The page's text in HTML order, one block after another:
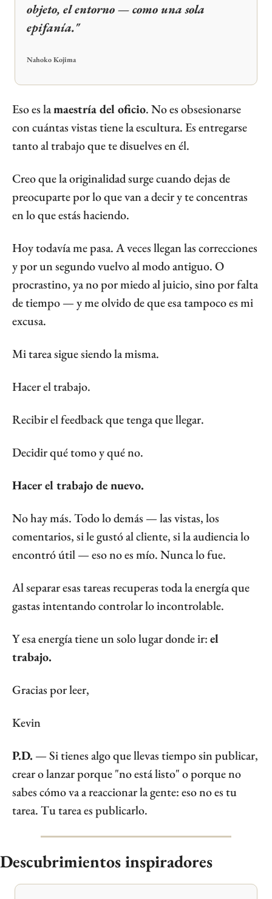
objeto, el entorno — como una sola
epifanía."
Nahoko Kojima
Eso es la maestría del oficio. No es obsesionarse
con cuántas vistas tiene la escultura. Es entregarse
tanto al trabajo que te disuelves en él.
Creo que la originalidad surge cuando dejas de
preocuparte por lo que van a decir y te concentras
en lo que estás haciendo.
Hoy todavía me pasa. A veces llegan las correcciones
y por un segundo vuelvo al modo antiguo. O
procrastino, ya no por miedo al juicio, sino por falta
de tiempo — y me olvido de que esa tampoco es mi
excusa.
Mi tarea sigue siendo la misma.
Hacer el trabajo.
Recibir el feedback que tenga que llegar.
Decidir qué tomo y qué no.
Hacer el trabajo de nuevo.
No hay más. Todo lo demás — las vistas, los
comentarios, si le gustó al cliente, si la audiencia lo
encontró útil — eso no es mío. Nunca lo fue.
Al separar esas tareas recuperas toda la energía que
gastas intentando controlar lo incontrolable.
Y esa energía tiene un solo lugar donde ir: el
trabajo.
Gracias por leer,
Kevin
P.D. — Si tienes algo que llevas tiempo sin publicar,
crear o lanzar porque "no está listo" o porque no
sabes cómo va a reaccionar la gente: eso no es tu
tarea. Tu tarea es publicarlo.
Descubrimientos inspiradores